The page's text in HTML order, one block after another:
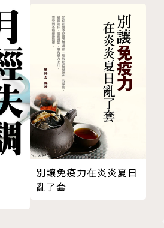
保健對策
養素」和「特殊機能性成分」
功效，具有加乘效果的「黃金拍
素C或D更容易吸收），鮮為人
及營養素缺乏或攝取過多時可能
攻略！可針對需補充或減量的
和需求的保健食品，或是調整飲
調手法，使營養吸收效率達到最
見疾病，如代謝症候群、失眠、
等，提出有效應對的食療建議與
礙吸收
分
別讓免疫力在炎炎夏日
亂了套